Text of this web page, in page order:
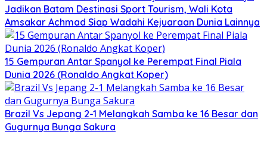
Jadikan Batam Destinasi Sport Tourism, Wali Kota
Amsakar Achmad Siap Wadahi Kejuaraan Dunia Lainnya
15 Gempuran Antar Spanyol ke Perempat Final Piala
Dunia 2026 (Ronaldo Angkat Koper)
Brazil Vs Jepang 2-1 Melangkah Samba ke 16 Besar dan
Gugurnya Bunga Sakura